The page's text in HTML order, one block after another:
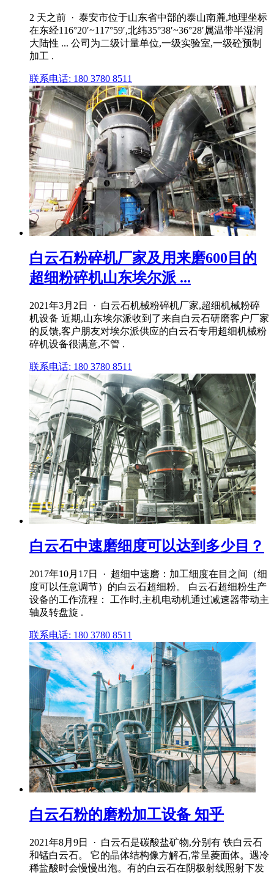
2 天之前 · 泰安市位于山东省中部的泰山南麓,地理坐标
在东经116°20′~117°59′,北纬35°38′~36°28′属温带半湿润
大陆性 ... 公司为二级计量单位,一级实验室,一级砼预制
加工 .
联系电话: 180 3780 8511
白云石粉碎机厂家及用来磨600目的
超细粉碎机山东埃尔派 ...
2021年3月2日 · 白云石机械粉碎机厂家,超细机械粉碎
机设备 近期,山东埃尔派收到了来自白云石研磨客户厂家
的反馈,客户朋友对埃尔派供应的白云石专用超细机械粉
碎机设备很满意,不管 .
联系电话: 180 3780 8511
白云石中速磨细度可以达到多少目？
2017年10月17日 · 超细中速磨：加工细度在目之间（细
度可以任意调节）的白云石超细粉。 白云石超细粉生产
设备的工作流程： 工作时,主机电动机通过减速器带动主
轴及转盘旋 .
联系电话: 180 3780 8511
白云石粉的磨粉加工设备 知乎
2021年8月9日 · 白云石是碳酸盐矿物,分别有 铁白云石
和锰白云石。 它的晶体结构像方解石,常呈菱面体。遇冷
稀盐酸时会慢慢出泡。有的白云石在阴极射线照射下发